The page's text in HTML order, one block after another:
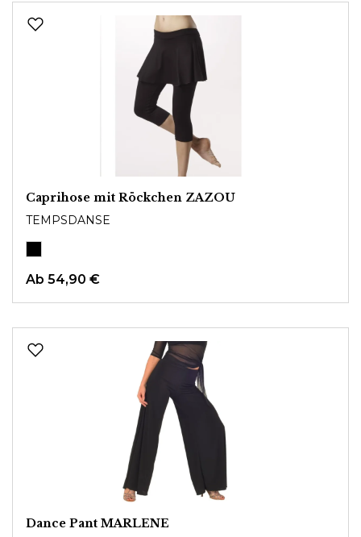
Caprihose mit Röckchen ZAZOU
TEMPSDANSE
Ab 54,90 €
Dance Pant MARLENE